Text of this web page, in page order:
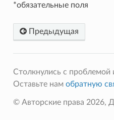
*обязательные поля
Предыдущая
Столкнулись с
Оставьте нам обратную
© Авторские права 2026,